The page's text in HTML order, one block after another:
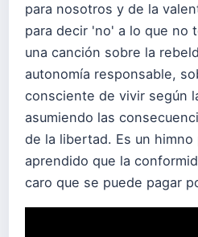
para nosotros y de la
para decir 'no' a lo que no
una canción sobre la
autonomía responsable,
consciente de vivir según
asumiendo las
de la libertad. Es un himno
aprendido que la
caro que se puede pagar